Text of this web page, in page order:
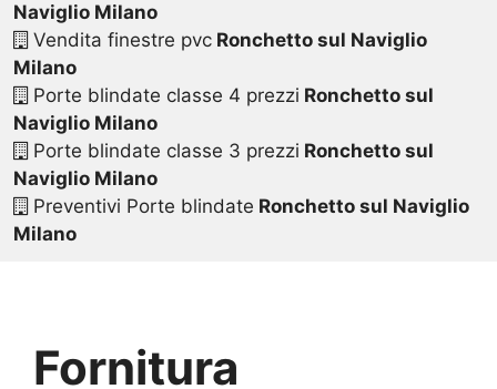
Naviglio Milano
Vendita finestre pvcRonchetto sul Naviglio
Milano
Porte blindate classe 4 prezzi Ronchetto sul
Naviglio Milano
Porte blindate classe 3 prezzi Ronchetto sul
Naviglio Milano
Preventivi Porte blindate Ronchetto sul Naviglio
Milano
Fornitura